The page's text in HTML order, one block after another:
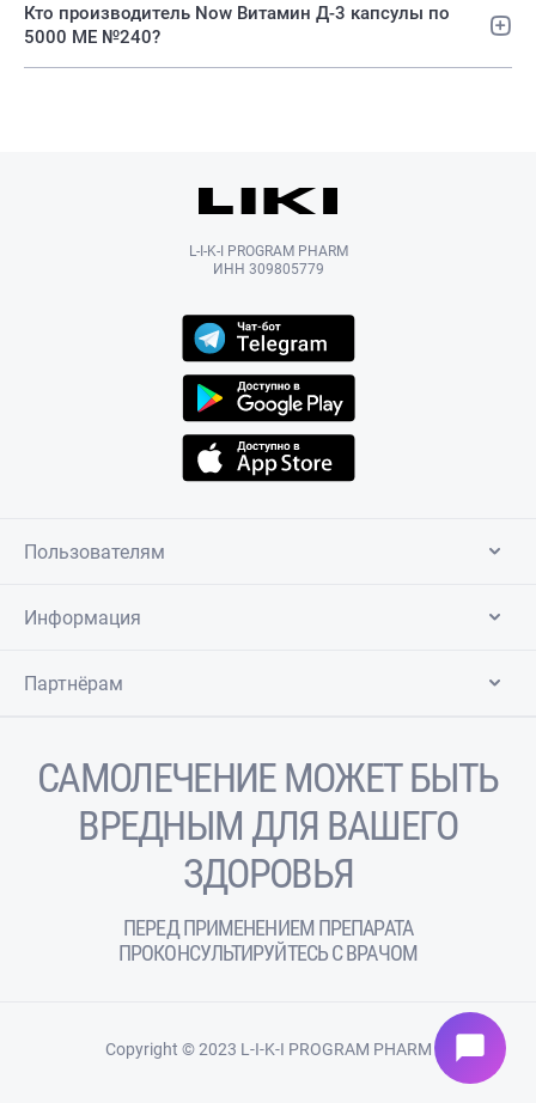
Кто производитель Now Витамин Д-3 капсулы по
5000 МЕ №240?
L-I-K-I PROGRAM PHARM
ИНН 309805779
Пользователям
Информация
Партнёрам
САМОЛЕЧЕНИЕ МОЖЕТ БЫТЬ
ВРЕДНЫМ ДЛЯ ВАШЕГО
ЗДОРОВЬЯ
ПЕРЕД ПРИМЕНЕНИЕМ ПРЕПАРАТА
ПРОКОНСУЛЬТИРУЙТЕСЬ С ВРАЧОМ
Copyright © 2023 L-I-K-I PROGRAM PHARM chat_bubble